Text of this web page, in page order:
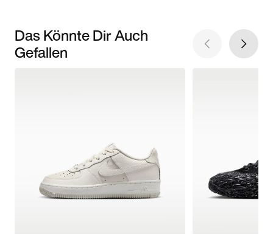
Das Könnte Dir Auch
Gefallen